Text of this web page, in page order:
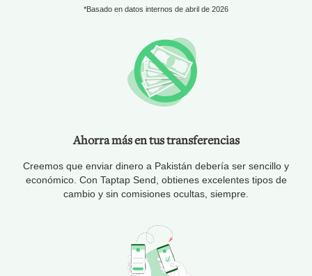
*Basado en datos internos de abril de 2026
Ahorra más en tus transferencias
Creemos que enviar dinero a Pakistán debería ser sencillo y
económico. Con Taptap Send, obtienes excelentes tipos de
cambio y sin comisiones ocultas, siempre.